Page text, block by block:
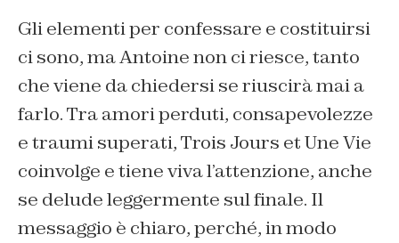
Gli elementi per confessare e costituirsi
ci sono, ma Antoine non ci riesce, tanto
che viene da chiedersi se riuscirà mai a
farlo. Tra amori perduti, consapevolezze
e traumi superati,Trois Jours et Une Vie
coinvolge e tiene viva l’attenzione, anche
se delude leggermente sul finale. Il
messaggio è chiaro, perché, in modo